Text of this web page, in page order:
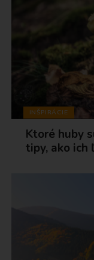
INŠPIRÁCIE
Ktoré huby
tipy, ako ich